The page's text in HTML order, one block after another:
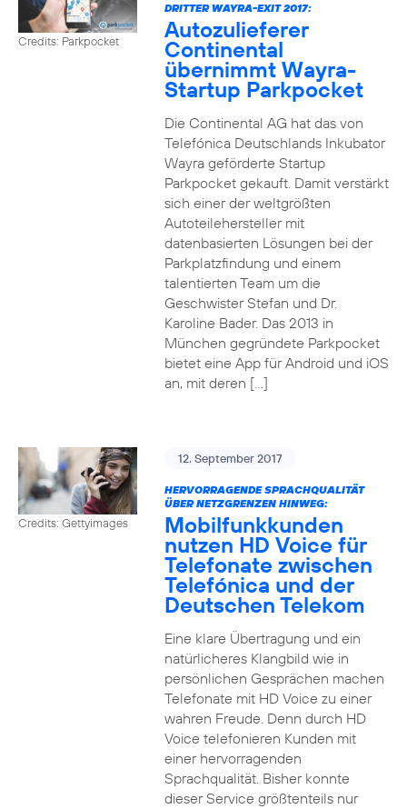
Credits: Parkpocket
DRITTER WAYRA-EXIT 2017:
Autozulieferer
Continental
übernimmt Wayra-
Startup Parkpocket
Die Continental AG hat das von
Telefónica Deutschlands Inkubator
Wayra geförderte Startup
Parkpocket gekauft. Damit verstärkt
sich einer der weltgrößten
Autoteilehersteller mit
datenbasierten Lösungen bei der
Parkplatzfindung und einem
talentierten Team um die
Geschwister Stefan und Dr.
Karoline Bader. Das 2013 in
München gegründete Parkpocket
bietet eine App für Android und iOS
an, mit deren […]
Credits: Gettyimages
12. September 2017
HERVORRAGENDE SPRACHQUALITÄT
ÜBER NETZGRENZEN HINWEG:
Mobilfunkkunden
nutzen HD Voice für
Telefonate zwischen
Telefónica und der
Deutschen Telekom
Eine klare Übertragung und ein
natürlicheres Klangbild wie in
persönlichen Gesprächen machen
Telefonate mit HD Voice zu einer
wahren Freude. Denn durch HD
Voice telefonieren Kunden mit
einer hervorragenden
Sprachqualität. Bisher konnte
dieser Service größtenteils nur